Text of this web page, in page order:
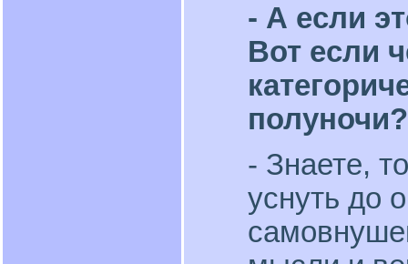
- А если
Вот если
полуночи?
- Знаете,
уснуть до